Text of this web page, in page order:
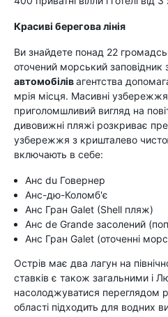
Красиві берегова лінія
Ви знайдете понад 22
оточений морський заповідник
автомобілівагентства
мрія місця. Масивні
приголомшливий вигляд на
дивовижні пляжі розкриває
узбережжя з кришталево
включають в себе:
Анс du Говернер
Анс-дю-Коломб'є
Анс Гран Galet (Shell пляж)
Анс de Grande засолений
Анс Гран Galet (оточенні
Острів має два лагун на
ставків є також загальними і
насолоджуватися переглядом
області підходить для водних